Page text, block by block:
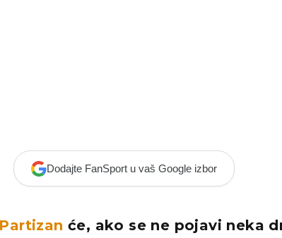
Dodajte FanSport u vaš Google izbor
Partizan će, ako se ne pojavi neka